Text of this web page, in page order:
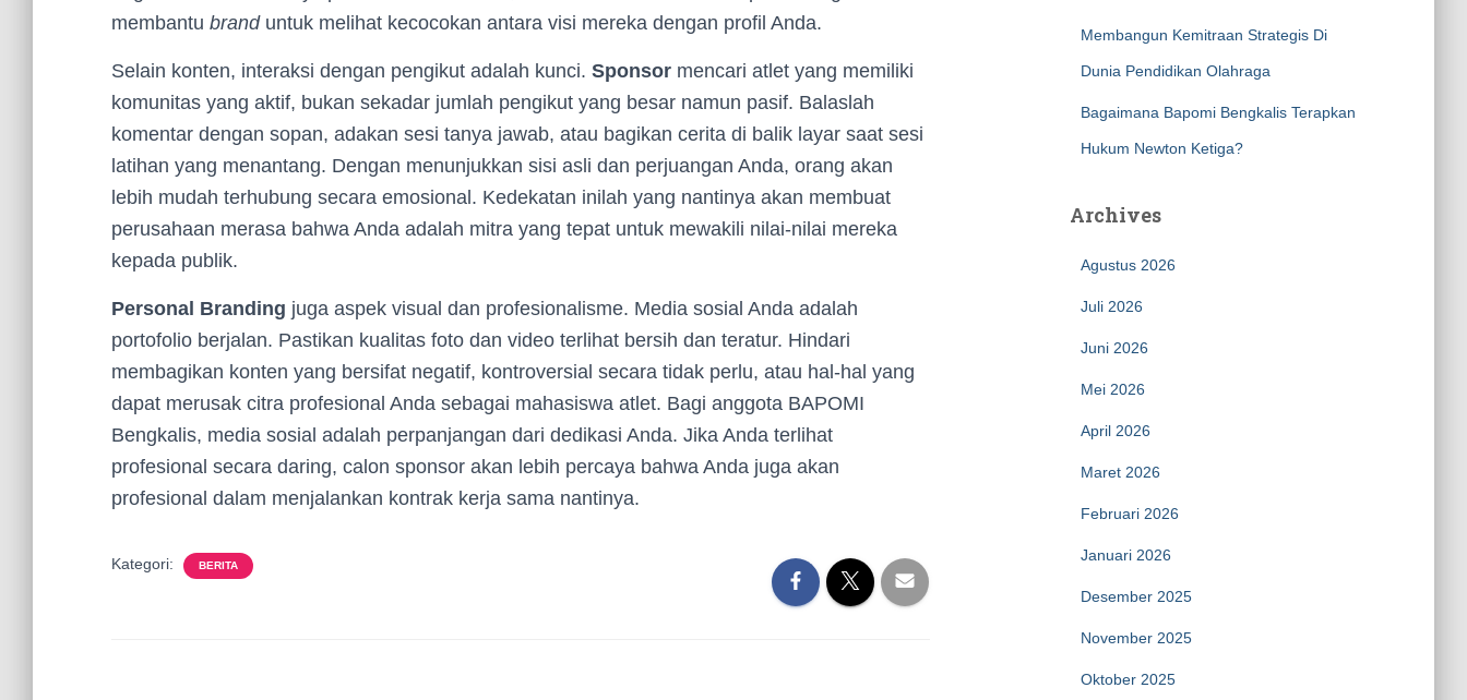
membantu branduntuk melihat kecocokan antara visi mereka dengan profil Anda.
Selain konten, interaksi dengan pengikut adalah kunci. Sponsor mencari atlet yang memiliki
komunitas yang aktif, bukan sekadar jumlah pengikut yang besar namun pasif. Balaslah
komentar dengan sopan, adakan sesi tanya jawab, atau bagikan cerita di balik layar saat sesi
latihan yang menantang. Dengan menunjukkan sisi asli dan perjuangan Anda, orang akan
lebih mudah terhubung secara emosional. Kedekatan inilah yang nantinya akan membuat
perusahaan merasa bahwa Anda adalah mitra yang tepat untuk mewakili nilai-nilai mereka
kepada publik.
Personal Branding juga aspek visual dan profesionalisme. Media sosial Anda adalah
portofolio berjalan. Pastikan kualitas foto dan video terlihat bersih dan teratur. Hindari
membagikan konten yang bersifat negatif, kontroversial secara tidak perlu, atau hal-hal yang
dapat merusak citra profesional Anda sebagai mahasiswa atlet. Bagi anggota BAPOMI
Bengkalis, media sosial adalah perpanjangan dari dedikasi Anda. Jika Anda terlihat
profesional secara daring, calon sponsor akan lebih percaya bahwa Anda juga akan
profesional dalam menjalankan kontrak kerja sama nantinya.
Kategori: BERITA
Membangun Kemitraan Strategis Di
Dunia Pendidikan Olahraga
Bagaimana Bapomi Bengkalis Terapkan
Hukum Newton Ketiga?
Archives
Agustus 2026
Juli 2026
Juni 2026
Mei 2026
April 2026
Maret 2026
Februari 2026
Januari 2026
Desember 2025
November 2025
Oktober 2025